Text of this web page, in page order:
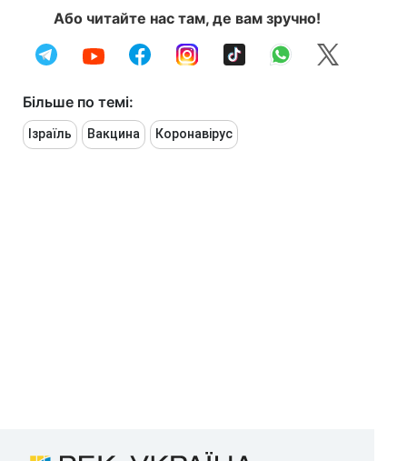
Або читайте нас там, де вам зручно!
Більше по темі:
Ізраїль Вакцина Коронавірус